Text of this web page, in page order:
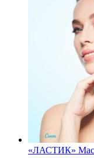
«ЛАСТИК»